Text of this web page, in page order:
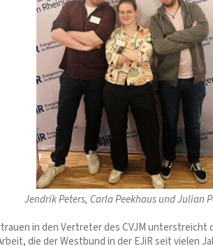
Jendrik Peters, Carla Peekhaus und Julian
in den Vertreter des CVJM unterstreicht
die der Westbund in der EJiR seit vielen